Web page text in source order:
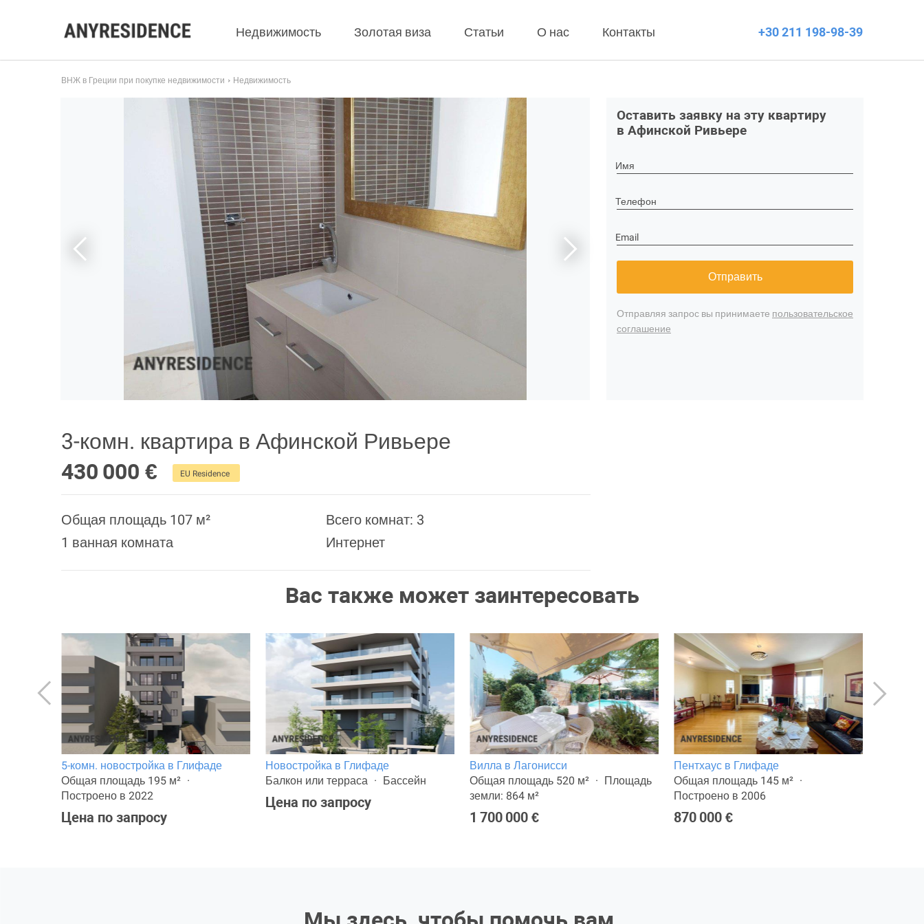
Недвижимость Золотая виза Статьи О нас Контакты +30 211 198-98-39
ВНЖ в Греции при покупке недвижимости Недвижимость
Оставить заявку на эту квартиру
в Афинской Ривьере
Имя
Телефон
Email
Отправить
Отправляя запрос вы принимаете пользовательское
соглашение
3-комн. квартира в Афинской Ривьере
430 000 €
EU Residence
Общая площадь 107 м²
1 ванная комната
Всего комнат: 3
Интернет
Вас также может заинтересовать
5-комн. новостройка в Глифаде
Общая площадь 195 м²
Построено в 2022
Цена по запросу
Новостройка в Глифаде
Балкон или терраса
Бассейн
Цена по запросу
Вилла в Лагонисси
Общая площадь 520 м²
Площадь
земли: 864 м²
1 700 000 €
Пентхаус в Глифаде
Общая площадь 145 м²
Построено в 2006
870 000 €